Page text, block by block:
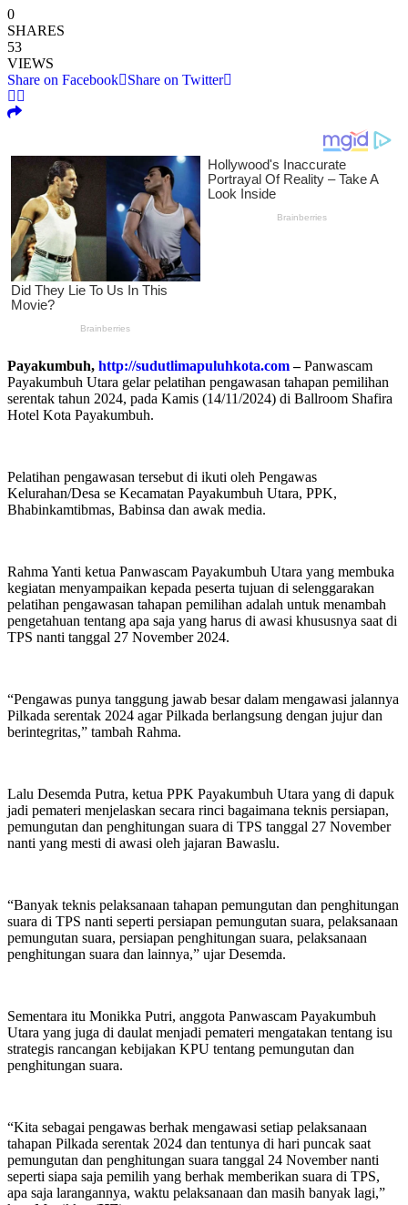
0
SHARES
53
VIEWS
Share on Facebook
Share on Twitter
Payakumbuh, http://sudutlimapuluhkota.com–Panwascam
Payakumbuh Utara gelar pelatihan pengawasan tahapan pemilihan
serentak tahun 2024, pada Kamis (14/11/2024) di Ballroom Shafira
Hotel Kota Payakumbuh.
Pelatihan pengawasan tersebut di ikuti oleh Pengawas
Kelurahan/Desa se Kecamatan Payakumbuh Utara, PPK,
Bhabinkamtibmas, Babinsa dan awak media.
Rahma Yanti ketua Panwascam Payakumbuh Utara yang membuka
kegiatan menyampaikan kepada peserta tujuan di selenggarakan
pelatihan pengawasan tahapan pemilihan adalah untuk menambah
pengetahuan tentang apa saja yang harus di awasi khususnya saat di
TPS nanti tanggal 27 November 2024.
“Pengawas punya tanggung jawab besar dalam mengawasi jalannya
Pilkada serentak 2024 agar Pilkada berlangsung dengan jujur dan
berintegritas,” tambah Rahma.
Lalu Desemda Putra, ketua PPK Payakumbuh Utara yang di dapuk
jadi pemateri menjelaskan secara rinci bagaimana teknis persiapan,
pemungutan dan penghitungan suara di TPS tanggal 27 November
nanti yang mesti di awasi oleh jajaran Bawaslu.
“Banyak teknis pelaksanaan tahapan pemungutan dan penghitungan
suara di TPS nanti seperti persiapan pemungutan suara, pelaksanaan
pemungutan suara, persiapan penghitungan suara, pelaksanaan
penghitungan suara dan lainnya,” ujar Desemda.
Sementara itu Monikka Putri, anggota Panwascam Payakumbuh
Utara yang juga di daulat menjadi pemateri mengatakan tentang isu
strategis rancangan kebijakan KPU tentang pemungutan dan
penghitungan suara.
“Kita sebagai pengawas berhak mengawasi setiap pelaksanaan
tahapan Pilkada serentak 2024 dan tentunya di hari puncak saat
pemungutan dan penghitungan suara tanggal 24 November nanti
seperti siapa saja pemilih yang berhak memberikan suara di TPS,
apa saja larangannya, waktu pelaksanaan dan masih banyak lagi,”